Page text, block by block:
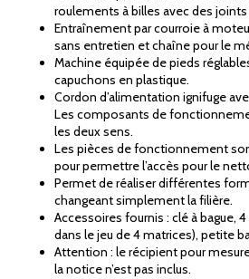
roulements à billes avec des joints
Entraînement par courroie à
sans entretien et chaîne pour le
Machine équipée de pieds
capuchons en plastique.
Cordon d’alimentation ignifuge
Les composants de
les deux sens.
Les pièces de fonctionnement
pour permettre l’accès pour le
Permet de réaliser différentes
changeant simplement la filière.
Accessoires fournis : clé à bague,
dans le jeu de 4 matrices), petite
Attention : le récipient pour
la notice n’est pas inclus.